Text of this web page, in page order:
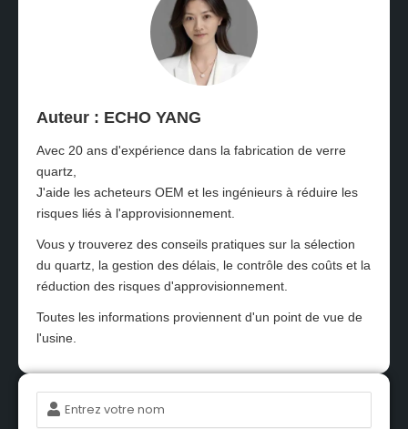
Auteur : ECHO YANG
Avec 20 ans d'expérience dans la fabrication de verre
quartz,
J'aide les acheteurs OEM et les ingénieurs à réduire les
risques liés à l'approvisionnement.
Vous y trouverez des conseils pratiques sur la sélection
du quartz, la gestion des délais, le contrôle des coûts et la
réduction des risques d'approvisionnement.
Toutes les informations proviennent d'un point de vue de
l'usine.
Nom